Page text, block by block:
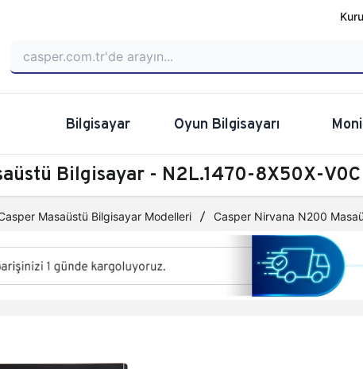
Bilgisayar Oyun Bilgisayarı
Bilgisayar - N2L.1470-8X50X-V0C
Masaüstü Bilgisayar Modelleri Casper Nirvana N200